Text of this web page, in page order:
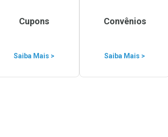
Cupons
Saiba Mais >
Convênios
Saiba Mais >